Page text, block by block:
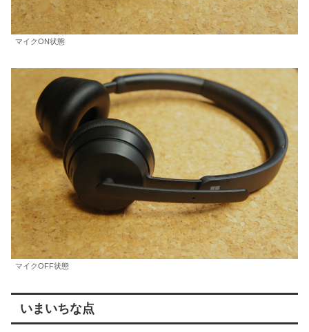
マイクON状態
マイクOFF状態
いまいちな点